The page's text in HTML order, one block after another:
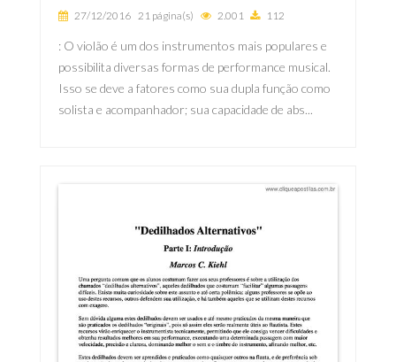
27/12/2016 21 página(s) 2.001 112
: O violão é um dos instrumentos mais populares e
possibilita diversas formas de performance musical.
Isso se deve a fatores como sua dupla função como
solista e acompanhador; sua capacidade de abs...